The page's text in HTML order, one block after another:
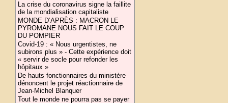
La crise du coro­na­vi­rus signe la faillite
de la mon­dia­li­sa­tion capi­ta­liste
MONDE D’APRÈS : MACRON LE
PYROMANE NOUS FAIT LE COUP
DU POMPIER
Covid-19 : « Nous urgentistes, ne
subirons plus » - Cette expérience doit
« servir de socle pour refonder les
hôpitaux »
De hauts fonctionnaires du ministère
dénoncent le projet réactionnaire de
Jean-Michel Blanquer
Tout le monde ne pourra pas se payer